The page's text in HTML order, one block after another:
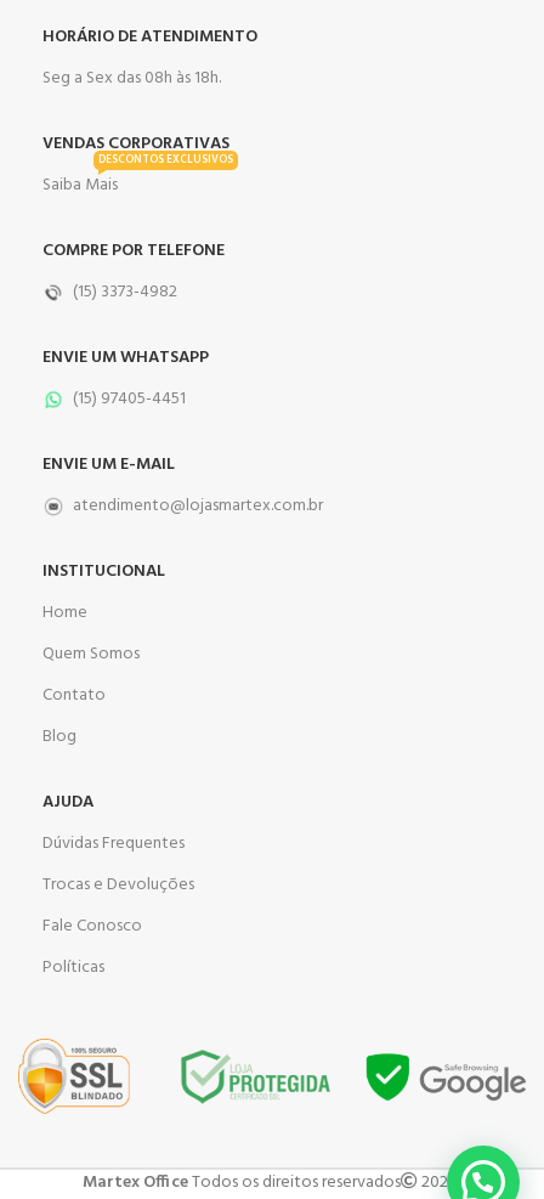
HORÁRIO DE ATENDIMENTO
Seg a Sex das 08h às 18h.
VENDAS CORPORATIVAS
Saiba Mais
DESCONTOS EXCLUSIVOS
COMPRE POR TELEFONE
(15) 3373-4982
ENVIE UM WHATSAPP
(15) 97405-4451
ENVIE UM E-MAIL
atendimento@lojasmartex.com.br
INSTITUCIONAL
Home
Quem Somos
Contato
Blog
AJUDA
Dúvidas Frequentes
Trocas e Devoluções
Fale Conosco
Políticas
Martex OfficeTodos os direitos reservados 2023 .